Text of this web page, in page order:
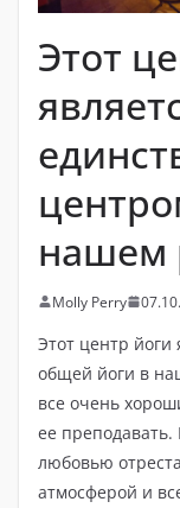
Этот
нашем
Molly Perry
Этот центр
общей йоги в
все очень
ее
любовью
атмосферой и